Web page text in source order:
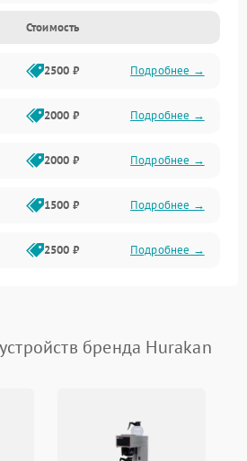
Стоимость
2500 ₽ Подробнее →
2000 ₽ Подробнее →
2000 ₽ Подробнее →
1500 ₽ Подробнее →
2500 ₽ Подробнее →
бренда Hurakan